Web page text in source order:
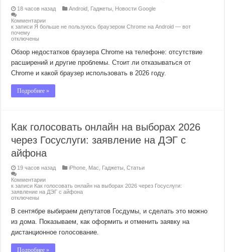
18 часов назад Android Гаджеты
Новости Google
Комментарии
к записи Я больше не пользуюсь браузером Chrome на Android — вот
почему
отключены
Обзор недостатков браузера Chrome на телефоне: отсутствие
расширений и другие проблемы. Стоит ли отказываться от
Chrome и какой браузер использовать в 2026 году.
Подробнее »
Как голосовать онлайн на выборах 2026
через Госуслуги: заявление на ДЭГ с
айфона
19 часов назад iPhone Mac Гаджеты ,Статьи
Комментарии
к записи Как голосовать онлайн на выборах 2026 через Госуслуги:
заявление на ДЭГ с айфона
отключены
В сентябре выбираем депутатов Госдумы, и сделать это можно
из дома. Показываем, как оформить и отменить заявку на
дистанционное голосование.
Подробнее »